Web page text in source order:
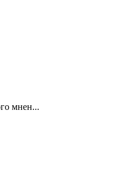
мнен...